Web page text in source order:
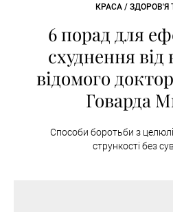
КРАСА / ЗДОРОВ'Я
6 порад для
схуднення від
відомого
Говарда
Способи боротьби з
стрункості без